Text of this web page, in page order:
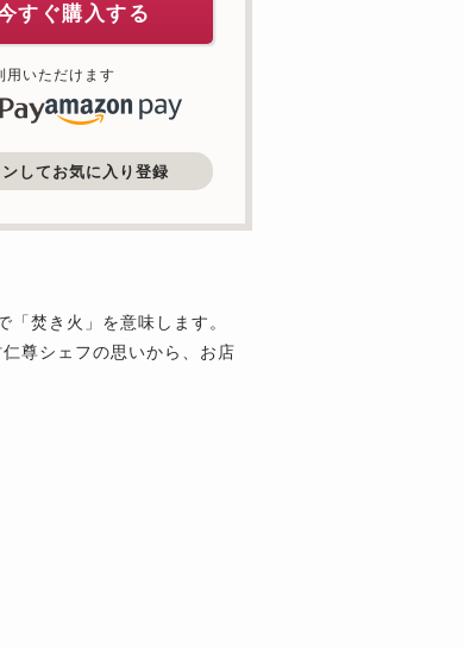
すぐ購入する
用いただけます
ンしてお気に入り登録
焚き火」を意味します。
尊シェフの思いから、お店